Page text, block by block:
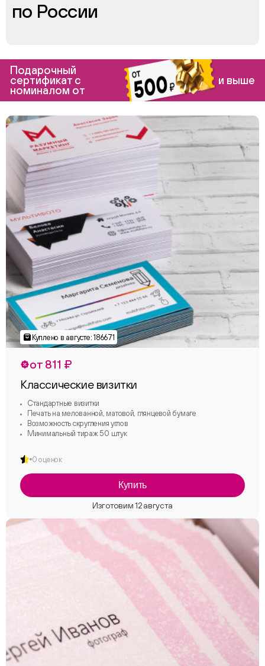
по России
Подарочный
сертификат с
номиналом от
и выше
от 811 ₽
Классические визитки
Стандартные визитки
Печать на мелованной, матовой, глянцевой бумаге
Возможность скругления углов
Минимальный тираж 50 штук
0 оценок
Купить